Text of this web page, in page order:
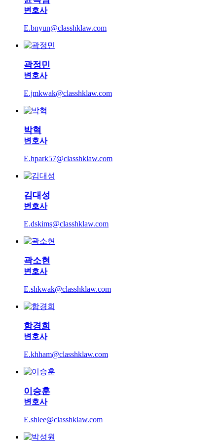
변호사
E.bnyun@classhklaw.com
곽정민
변호사
E.jmkwak@classhklaw.com
박혁
변호사
E.hpark57@classhklaw.com
김대성
변호사
E.dskims@classhklaw.com
곽소현
변호사
E.shkwak@classhklaw.com
함경희
변호사
E.khham@classhklaw.com
이승훈
변호사
E.shlee@classhklaw.com